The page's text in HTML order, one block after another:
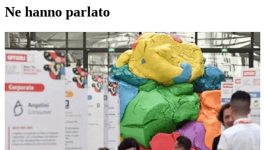
Ne hanno parlato